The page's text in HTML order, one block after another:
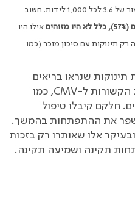
שיעור של 3.6 לכל 1,000 לידות. חשוב
אילו היו
תינוקות עם סיכון מוכר (כמו
שנראו בריאים
בלידה אך בפועל סבלו מבעיות הקשורות ל-CMV, כמו
חלקם קיבלו טיפול
את ההתפתחות בהמשך.
אלו שאותרו רק בזכות
תקינה ושמיעה תקינה.